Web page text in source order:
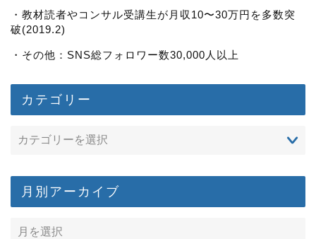
・教材読者やコンサル受講生が月収10〜30万円を多数突
破(2019.2)
・その他：SNS総フォロワー数30,000人以上
カテゴリー
月別アーカイブ